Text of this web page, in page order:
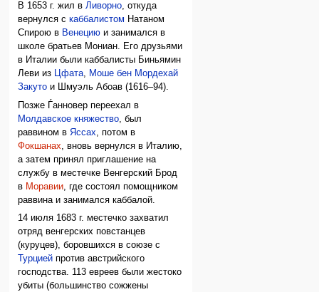
В 1653 г. жил вЛиворно, откуда
вернулся скаббалистом Натаном
Спирою в Венецию и занимался в
школе братьев Мониан. Его друзьями
в Италии были каббалисты Биньямин
Леви из Цфата, Моше бен Мордехай
Закуто и Шмуэль Абоав (1616–94).
Позже Ѓанновер переехал в
Молдавское княжество , был
раввином в Яссах , потом в
Фокшанах , вновь вернулся в Италию,
а затем принял приглашение на
службу в местечке Венгерский Брод
в Моравии , где состоял помощником
раввина и занимался каббалой.
14 июля 1683 г. местечко захватил
отряд венгерских повстанцев
(куруцев), боровшихся в союзе с
Турцией против австрийского
господства. 113 евреев были жестоко
убиты (большинство сожжены